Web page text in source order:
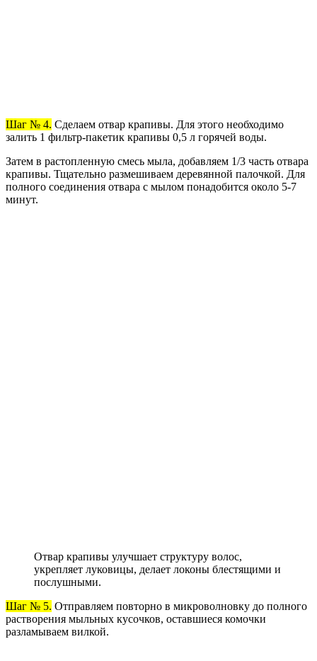
Шаг № 4. Сделаем отвар крапивы. Для этого необходимо
залить 1 фильтр-пакетик крапивы 0,5 л горячей воды.
Затем в растопленную смесь мыла, добавляем 1/3 часть отвара
крапивы. Тщательно размешиваем деревянной палочкой. Для
полного соединения отвара с мылом понадобится около 5-7
минут.
Отвар крапивы улучшает структуру волос,
укрепляет луковицы, делает локоны блестящими и
послушными.
Шаг № 5. Отправляем повторно в микроволновку до полного
растворения мыльных кусочков, оставшиеся комочки
разламываем вилкой.